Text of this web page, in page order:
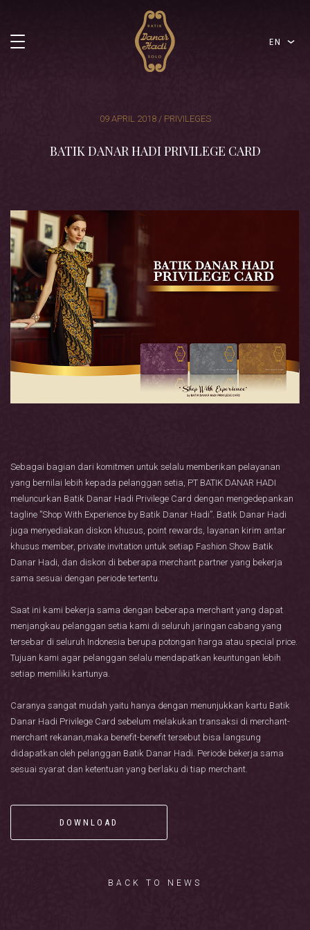
EN
09 APRIL 2018 / PRIVILEGES
BATIK DANAR HADI PRIVILEGE CARD
Sebagai bagian dari komitmen untuk selalu memberikan pelayanan
yang bernilai lebih kepada pelanggan setia, PT BATIK DANAR HADI
meluncurkan Batik Danar Hadi Privilege Card dengan mengedepankan
tagline ”Shop With Experience by Batik Danar Hadi”. Batik Danar Hadi
juga menyediakan diskon khusus, point rewards, layanan kirim antar
khusus member, private invitation untuk setiap Fashion Show Batik
Danar Hadi, dan diskon di beberapa merchant partner yang bekerja
sama sesuai dengan periode tertentu.
Saat ini kami bekerja sama dengan beberapa merchant yang dapat
menjangkau pelanggan setia kami di seluruh jaringan cabang yang
tersebar di seluruh Indonesia berupa potongan harga atau special price.
Tujuan kami agar pelanggan selalu mendapatkan keuntungan lebih
setiap memiliki kartunya.
Caranya sangat mudah yaitu hanya dengan menunjukkan kartu Batik
Danar Hadi Privilege Card sebelum melakukan transaksi di merchant-
merchant rekanan,maka benefit-benefit tersebut bisa langsung
didapatkan oleh pelanggan Batik Danar Hadi. Periode bekerja sama
sesuai syarat dan ketentuan yang berlaku di tiap merchant.
DOWNLOAD
BACK TO NEWS